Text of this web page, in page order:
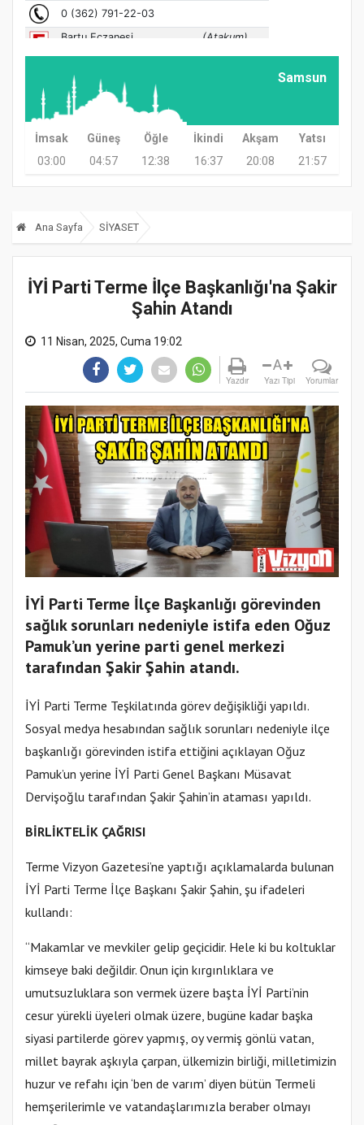
Samsun
İmsak Güneş Öğle İkindi Akşam
Yatsı
03:00
04:57 12:38 16:37 20:08 21:57
Ana Sayfa SİYASET
İYİ Parti Terme İlçe Başkanlığı'na Şakir
Şahin Atandı
11 Nisan, 2025, Cuma 19:02
Yazdır
A
Yazı Tipi Yorumlar
İYİ Parti Terme İlçe Başkanlığı görevinden
sağlık sorunları nedeniyle istifa eden Oğuz
Pamuk’un yerine parti genel merkezi
tarafından Şakir Şahin atandı.
İYİ Parti Terme Teşkilatında görev değişikliği yapıldı.
Sosyal medya hesabından sağlık sorunları nedeniyle ilçe
başkanlığı görevinden istifa ettiğini açıklayan Oğuz
Pamuk’un yerine İYİ Parti Genel Başkanı Müsavat
Dervişoğlu tarafından Şakir Şahin’in ataması yapıldı.
BİRLİKTELİK ÇAĞRISI
Terme Vizyon Gazetesi’ne yaptığı açıklamalarda bulunan
İYİ Parti Terme İlçe Başkanı Şakir Şahin, şu ifadeleri
kullandı:
“Makamlar ve mevkiler gelip geçicidir. Hele ki bu koltuklar
kimseye baki değildir. Onun için kırgınlıklara ve
umutsuzluklara son vermek üzere başta İYİ Parti’nin
cesur yürekli üyeleri olmak üzere, bugüne kadar başka
siyasi partilerde görev yapmış, oy vermiş gönlü vatan,
millet bayrak aşkıyla çarpan, ülkemizin birliği, milletimizin
huzur ve refahı için ‘ben de varım’ diyen bütün Termeli
hemşerilerimle ve vatandaşlarımızla beraber olmayı